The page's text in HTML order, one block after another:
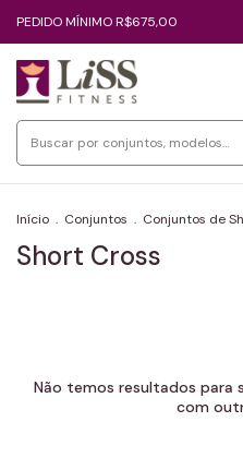
PEDIDO MÍNIMO R$675,00
Início . Conjuntos . Conjuntos de
Short Cross
Não temos resultados para
com